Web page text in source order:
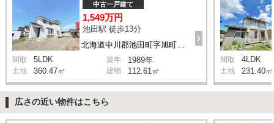
中古一戸建て
1,549万円
池田駅 徒歩13分
間取 5LDK 築年 1989年
土地 360.47㎡ 建物 112.61㎡
間取 4LDK
土地 231.40㎡
広さの近い物件はこちら